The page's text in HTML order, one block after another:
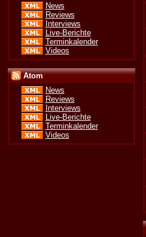
News
Reviews
Interviews
Live-Berichte
Terminkalender
Videos
Atom
News
Reviews
Interviews
Live-Berichte
Terminkalender
Videos